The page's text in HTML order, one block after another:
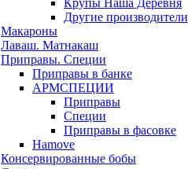
Крупы Наша Деревня
Другие производители
Макароны
Лаваш. Матнакаш
Приправы. Специи
Приправы в банке
АРМСПЕЦИИ
Приправы
Специи
Приправы в фасовке
Hamove
Консервированные бобы